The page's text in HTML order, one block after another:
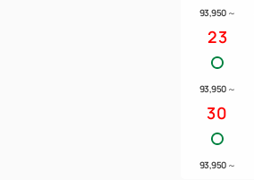
93,950 ～
23
93,950 ～
30
93,950 ～